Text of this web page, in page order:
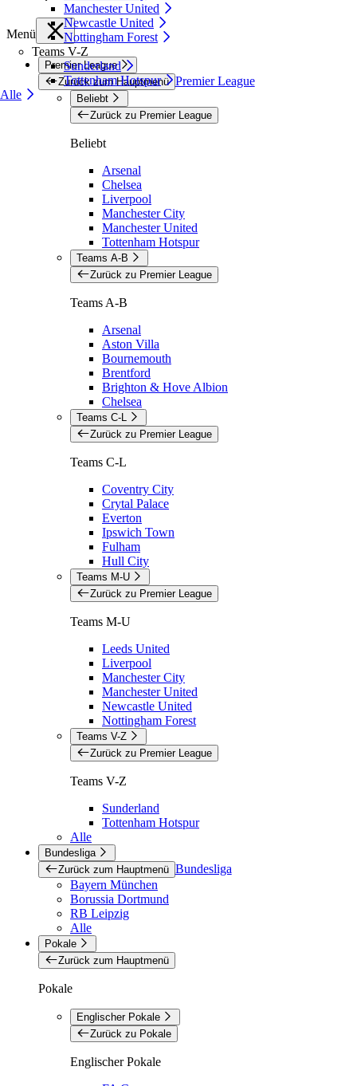
Manchester United
Newcastle United
Nottingham Forest
Teams V-Z
Sunderland
Tottenham Hotspur
Alle
Menü
Premier League
Zurück zum Hauptmenü Premier League
Beliebt
Zurück zu Premier League
Beliebt
Arsenal
Chelsea
Liverpool
Manchester City
Manchester United
Tottenham Hotspur
Teams A-B
Zurück zu Premier League
Teams A-B
Arsenal
Aston Villa
Bournemouth
Brentford
Brighton & Hove Albion
Chelsea
Teams C-L
Zurück zu Premier League
Teams C-L
Coventry City
Crytal Palace
Everton
Ipswich Town
Fulham
Hull City
Teams M-U
Zurück zu Premier League
Teams M-U
Leeds United
Liverpool
Manchester City
Manchester United
Newcastle United
Nottingham Forest
Teams V-Z
Zurück zu Premier League
Teams V-Z
Sunderland
Tottenham Hotspur
Alle
Bundesliga
Zurück zum Hauptmenü Bundesliga
Bayern München
Borussia Dortmund
RB Leipzig
Alle
Pokale
Zurück zum Hauptmenü
Pokale
Englischer Pokale
Zurück zu Pokale
Englischer Pokale